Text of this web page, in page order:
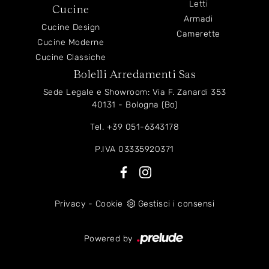
Cucine
Cucine Design
Cucine Moderne
Cucine Classiche
Letti
Armadi
Camerette
Bolelli Arredamenti Sas
Sede Legale e Showroom: Via F. Zanardi 353
40131 - Bologna (Bo)
Tel. +39 051-6343178
P.IVA 03335920371
Privacy - Cookie Gestisci i consensi
Powered by